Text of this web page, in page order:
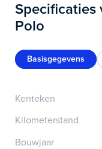
Specificaties
Polo
Basisgegevens
Kenteken
Kilometerstand
Bouwjaar